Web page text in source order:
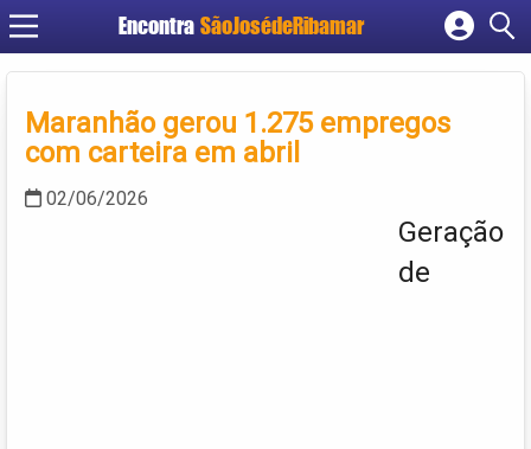
Encontra SãoJosédeRibamar
Cadastrar empresa
Criar conta
Maranhão gerou 1.275 empregos
com carteira em abril
02/06/2026
Geração
de